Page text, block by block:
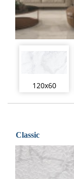
120x60
Classic